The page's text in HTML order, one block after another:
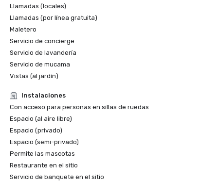
Llamadas (locales)
Llamadas (por línea gratuita)
Maletero
Servicio de concierge
Servicio de lavandería
Servicio de mucama
Vistas (al jardín)
Instalaciones
Con acceso para personas en sillas de ruedas
Espacio (al aire libre)
Espacio (privado)
Espacio (semi-privado)
Permite las mascotas
Restaurante en el sitio
Servicio de banquete en el sitio